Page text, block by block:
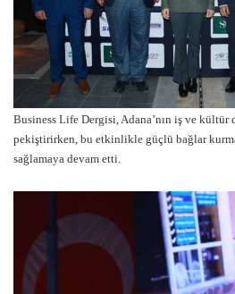
Business Life Dergisi, Adana’nın iş ve kültür
pekiştirirken, bu etkinlikle güçlü bağlar
sağlamaya devam etti.